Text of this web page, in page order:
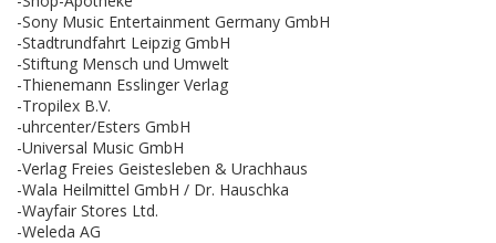
-Sony Music Entertainment Germany GmbH
-Stadtrundfahrt Leipzig GmbH
-Stiftung Mensch und Umwelt
-Thienemann Esslinger Verlag
-Tropilex B.V.
-uhrcenter/Esters GmbH
-Universal Music GmbH
-Verlag Freies Geistesleben & Urachhaus
-Wala Heilmittel GmbH / Dr. Hauschka
-Wayfair Stores Ltd.
-Weleda AG